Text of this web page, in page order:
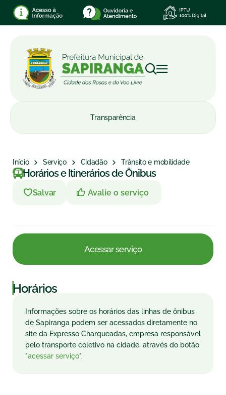
Transparência
Início Serviço Cidadão Trânsito e mobilidade
Horários e Itinerários de Ônibus
Salvar Avalie o serviço
Acessar serviço
|Horários
Informações sobre os horários das linhas de ônibus
de Sapiranga podem ser acessados diretamente no
site da Expresso Charqueadas, empresa responsável
pelo transporte coletivo na cidade, através do botão
"acessar serviço".